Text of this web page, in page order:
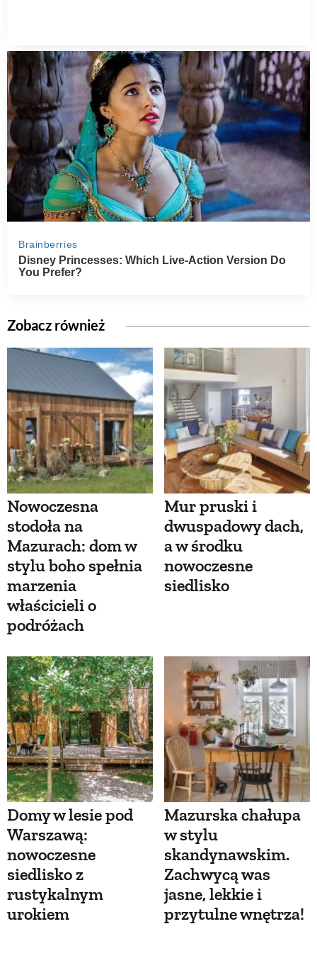
Zobacz również
Nowoczesna
stodoła na
Mazurach: dom w
stylu boho spełnia
marzenia
właścicieli o
podróżach
Mur pruski i
dwuspadowy dach,
a w środku
nowoczesne
siedlisko
Domy w lesie pod
Warszawą:
nowoczesne
siedlisko z
rustykalnym
urokiem
Mazurska chałupa
w stylu
skandynawskim.
Zachwycą was
jasne, lekkie i
przytulne wnętrza!